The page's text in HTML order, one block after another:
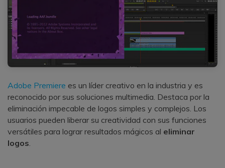
Adobe Premiere es un líder creativo en la industria y es
reconocido por sus soluciones multimedia. Destaca por la
eliminación impecable de logos simples y complejos. Los
usuarios pueden liberar su creatividad con sus funciones
versátiles para lograr resultados mágicos al eliminar
logos.